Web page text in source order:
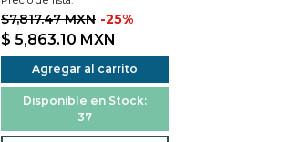
$7,817.47 MXN -25%
$ 5,863.10 MXN
Agregar al carrito
Disponible en Stock:
37